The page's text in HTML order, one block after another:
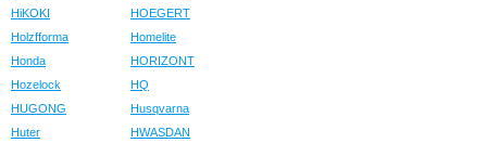
HiKOKI
HOEGERT
Holzfforma
Homelite
Honda
HORIZONT
Hozelock
HQ
HUGONG
Husqvarna
Huter
HWASDAN